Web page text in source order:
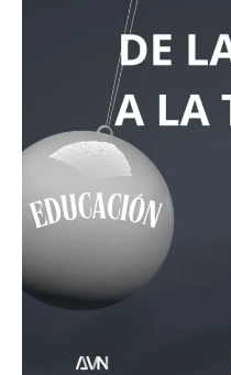
TUMBA
JOSE
LUIS